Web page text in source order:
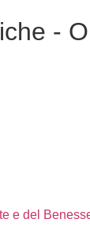
-
e del